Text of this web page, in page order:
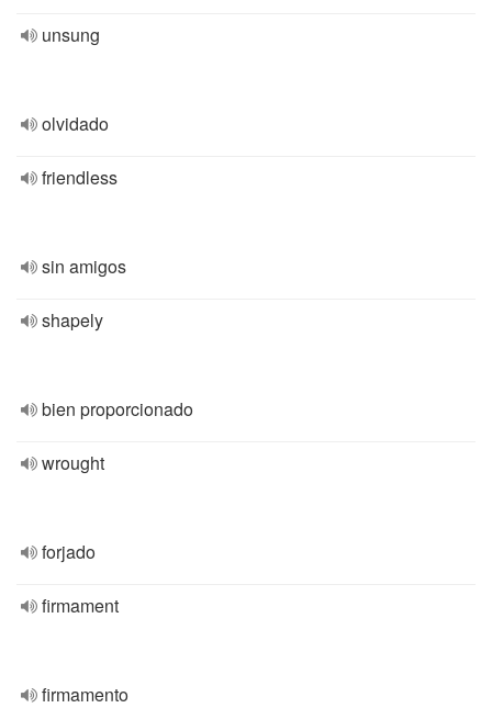
unsung
olvidado
friendless
sin amigos
shapely
bien proporcionado
wrought
forjado
firmament
firmamento